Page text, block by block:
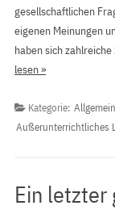
gesellschaftlichen
eigenen Meinungen
haben sich
lesen »
Kategorie: Allgemein
Außerunterrichtliches
Ein letzter